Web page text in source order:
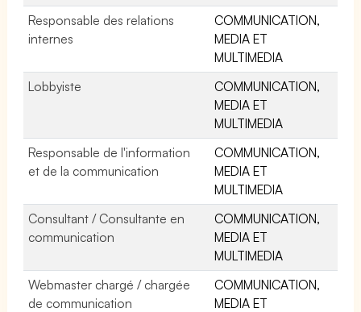
Responsable des relations
internes
COMMUNICATION,
MEDIA ET
MULTIMEDIA
Lobbyiste
COMMUNICATION,
MEDIA ET
MULTIMEDIA
Responsable de l'information
et de la communication
COMMUNICATION,
MEDIA ET
MULTIMEDIA
Consultant / Consultante en
communication
COMMUNICATION,
MEDIA ET
MULTIMEDIA
Webmaster chargé / chargée
de communication
COMMUNICATION,
MEDIA ET